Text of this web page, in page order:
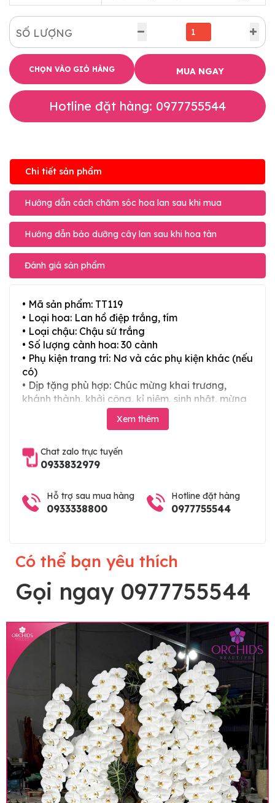
SỐ LƯỢNG
CHỌN VÀO GIỎ HÀNG MUA NGAY
Hotline đặt hàng: 0977755544
Chi tiết sản phẩm
Hướng dẫn cách chăm sóc hoa lan sau khi mua
Hướng dẫn bảo dưỡng cây lan sau khi hoa tàn
Đánh giá sản phẩm
• Mã sản phẩm: TT119
• Loại hoa: Lan hồ điệp trắng, tím
• Loại chậu: Chậu sứ trắng
• Số lượng cành hoa: 30 cành
• Phụ kiện trang trí: Nơ và các phụ kiện khác (nếu
có)
• Dịp tặng phù hợp: Chúc mừng khai trương,
khánh thành, khởi công, kỉ niệm, sinh nhật, mừng
thọ, mừng cưới, tân gia và các ngày lễ tết trong
Lưu ý trước khi đặt hàng
• Về cây hoa: Một chậu hoa lan hồ điệp đẹp và
hoàn chỉnh sẽ được phối ghép từ nhiều cây hoa
Xem thêm
Chat zalo trực tuyến
0933832979
Hỗ trợ sau mua hàng
0933338800
Hotline đặt hàng
0977755544
Có thể bạn yêu thích
Gọi ngay 0977755544